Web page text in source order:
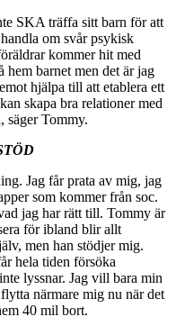
SKA träffa sitt barn för att
om svår psykisk
kommer hit med
hem barnet men det är jag
hjälpa till att etablera ett
skapa bra relationer med
säger Tommy.
Jag får prata av mig, jag
som kommer från soc.
jag har rätt till. Tommy är
för ibland blir allt
men han stödjer mig.
hela tiden försöka
lyssnar. Jag vill bara min
närmare mig nu när det
40 mil bort.